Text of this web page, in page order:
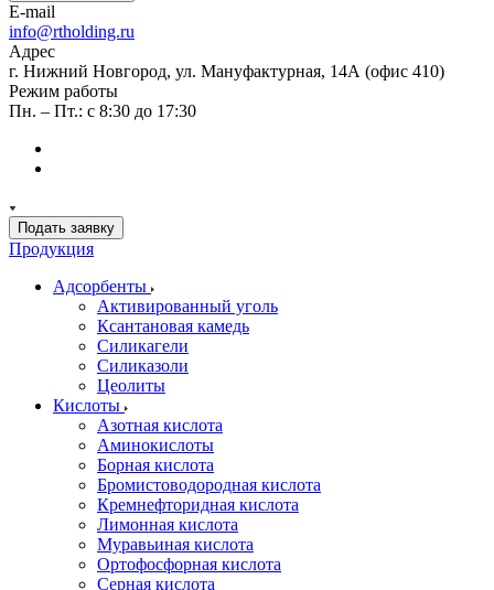
E-mail
info@rtholding.ru
Адрес
г. Нижний Новгород, ул. Мануфактурная, 14А (офис 410)
Режим работы
Пн. – Пт.: с 8:30 до 17:30
Подать заявку
Продукция
Адсорбенты
Активированный уголь
Ксантановая камедь
Силикагели
Силиказоли
Цеолиты
Кислоты
Азотная кислота
Аминокислоты
Борная кислота
Бромистоводородная кислота
Кремнефторидная кислота
Лимонная кислота
Муравьиная кислота
Ортофосфорная кислота
Серная кислота